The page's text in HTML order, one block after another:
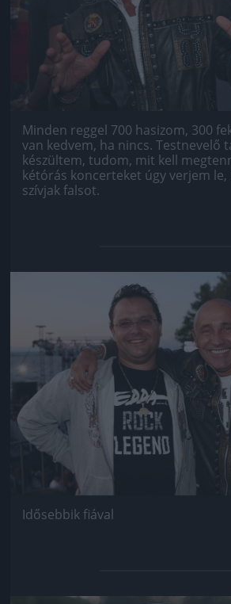
Minden reggel 700 hasizom, 300
van kedvem, ha nincs. Testnevelő
készültem, tudom, mit kell
kétórás koncerteket úgy verjem le,
szívjak falsot.
Jön még kép!
Idősebbik fiával